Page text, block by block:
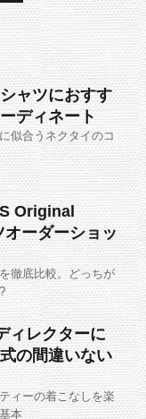
ャツにおすす
ディネート
似合うネクタイのコ
Original
ーダーショッ
徹底比較。どっちが
ィレクターに
の間違いない
ィーの着こなしを楽
本